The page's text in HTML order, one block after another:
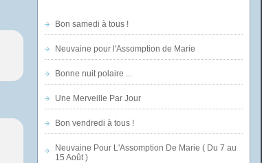
Bon samedi à tous !
Neuvaine pour l'Assomption de Marie
Bonne nuit polaire ...
Une Merveille Par Jour
Bon vendredi à tous !
Neuvaine Pour L'Assomption De Marie ( Du 7 au
15 Août )